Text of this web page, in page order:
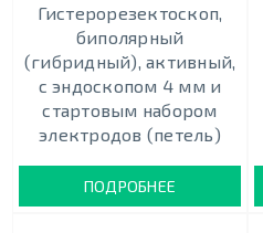
Гистерорезектоскоп,
биполярный
(гибридный), активный,
с эндоскопом 4 мм и
стартовым набором
электродов (петель)
ПОДРОБНЕЕ